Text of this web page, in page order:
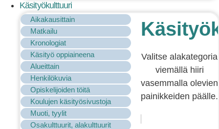
Käsityökulttuuri
Aikakausittain
Matkailu
Kronologiat
Käsityö oppiaineena
Alueittain
Henkilökuvia
Opiskelijoiden töitä
Koulujen käsityösivustoja
Muoti, tyylit
Osakulttuurit, alakulttuurit
Valitse alakategoria
viemällä hiiri
vasemmalla olevien
painikkeiden päälle.